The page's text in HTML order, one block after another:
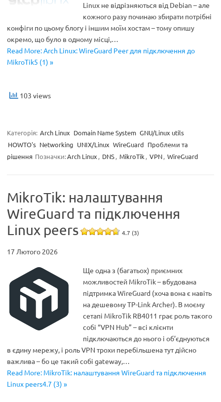
Linux не відрізняються від Debian – але
кожного разу починаю збирати потрібні
конфіги по цьому блогу і іншим моїм хостам – тому опишу
окремо, що було в одному місці,…
Read More: Arch Linux: WireGuard Peer для підключення до
MikroTik5 (1) »
103 views
Категорія: Arch Linux Domain Name System GNU/Linux utils
HOWTO's Networking UNIX/Linux WireGuard Проблеми та
рішення Позначки:Arch Linux , DNS, MikroTik , VPN, WireGuard
MikroTik: налаштування
WireGuard та підключення
Linux peers
4.7 (3)
17 Лютого 2026
Ще одна з (багатьох) приємних
можливостей MikroTik – вбудована
підтримка WireGuard (хоча вона є навіть
на дешевому TP-Link Archer). В моєму
сетапі MikroTik RB4011 грає роль такого
собі “VPN Hub” – всі клієнти
підключаються до нього і об’єднуються
в єдину мережу, і роль VPN трохи перебільшена тут дійсно
важлива – бо це такий собі gateway,…
Read More: MikroTik: налаштування WireGuard та підключення
Linux peers4.7 (3) »